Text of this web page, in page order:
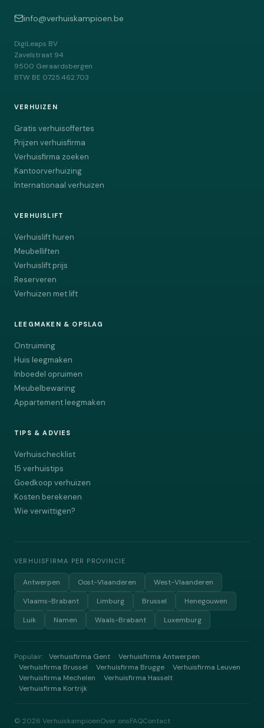
info@verhuiskampioen.be
DigiLeaps BV
Zavelstraat 94
9500 Geraardsbergen
BTW BE 0725.462.703
VERHUIZEN
Gratis verhuisoffertes
Prijzen verhuisfirma
Verhuisfirma zoeken
Kantoorverhuizing
Internationaal verhuizen
VERHUISLIFT
Verhuislift huren
Meubelliften
Verhuislift prijs
Reserveren
Verhuizen met lift
LEEGMAKEN & OPSLAG
Ontruiming
Huis leegmaken
Inboedel opruimen
Meubelbewaring
Appartement leegmaken
TIPS & ADVIES
Verhuischecklist
15 verhuistips
Goedkoop verhuizen
Kosten berekenen
Wie verwittigen?
VERHUISFIRMA PER PROVINCIE
Antwerpen Oost-Vlaanderen
West-Vlaanderen
Vlaams-Brabant
Limburg Brussel
Henegouwen
Luik
Namen Waals-Brabant Luxemburg
Populair: Verhuisfirma Gent Verhuisfirma Antwerpen
Verhuisfirma Brussel Verhuisfirma Brugge Verhuisfirma Leuven
Verhuisfirma Mechelen Verhuisfirma Hasselt
Verhuisfirma Kortrijk
© 2026 VerhuiskampioenOver onsFAQContact